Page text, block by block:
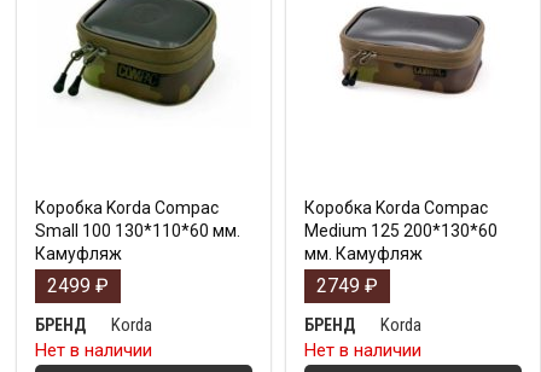
Коробка Korda Compac
Small 100 130*110*60 мм.
Камуфляж
2499 ₽
БРЕНД
Korda
Нет в наличии
Коробка Korda Compac
Medium 125 200*130*60
мм. Камуфляж
2749 ₽
БРЕНД
Korda
Нет в наличии